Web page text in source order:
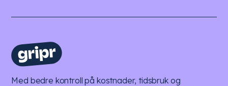
Med bedre kontroll på kostnader, tidsbruk og